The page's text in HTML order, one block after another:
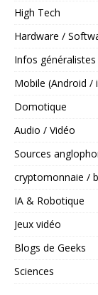
High Tech
Hardware /
Infos généralistes
Mobile (Android /
Domotique
Audio / Vidéo
Sources
cryptomonnaie /
IA & Robotique
Jeux vidéo
Blogs de Geeks
Sciences